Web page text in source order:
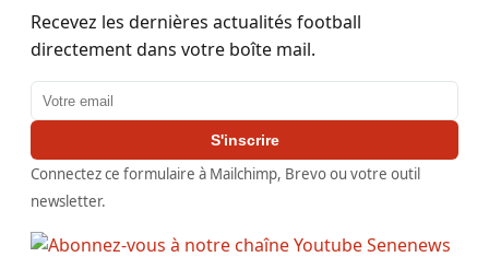
Recevez les dernières actualités football
directement dans votre boîte mail.
Adresse email
S'inscrire
Connectez ce formulaire à Mailchimp, Brevo ou votre outil
newsletter.